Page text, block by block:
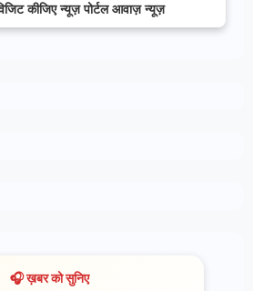
कीजिए न्यूज़ पोर्टल आवाज़ न्यूज़
🎧 ख़बर को सुनिए